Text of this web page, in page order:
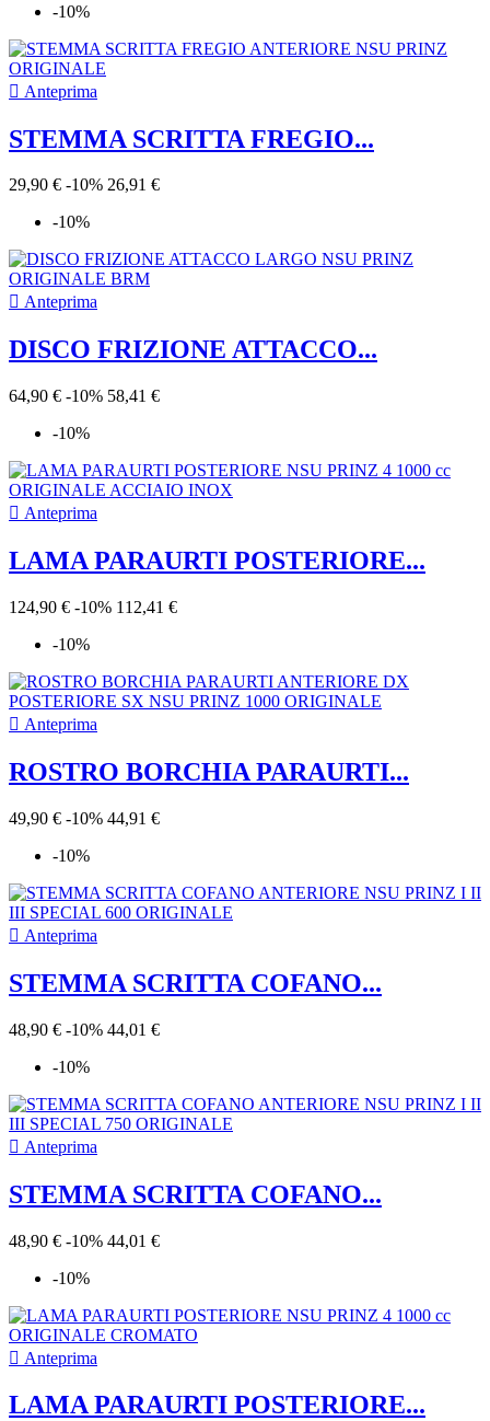
-10%
 Anteprima
STEMMA SCRITTA FREGIO...
29,90 € -10% 26,91 €
-10%
 Anteprima
DISCO FRIZIONE ATTACCO...
64,90 € -10% 58,41 €
-10%
 Anteprima
LAMA PARAURTI POSTERIORE...
124,90 € -10% 112,41 €
-10%
 Anteprima
ROSTRO BORCHIA PARAURTI...
49,90 € -10% 44,91 €
-10%
 Anteprima
STEMMA SCRITTA COFANO...
48,90 € -10% 44,01 €
-10%
 Anteprima
STEMMA SCRITTA COFANO...
48,90 € -10% 44,01 €
-10%
 Anteprima
LAMA PARAURTI POSTERIORE...